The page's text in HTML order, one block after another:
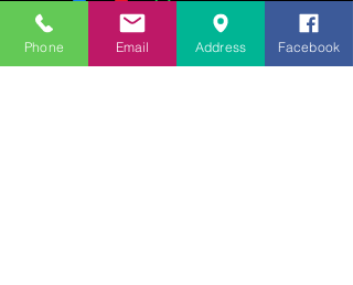
Phone Email Address Facebook